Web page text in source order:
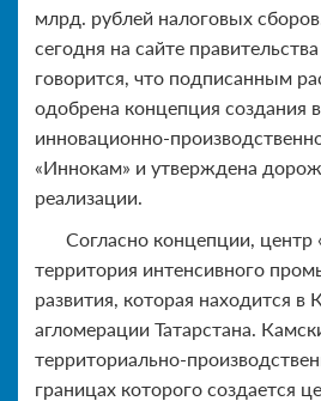
млрд. рублей налоговых
сегодня на сайте
говорится, что подписанным
одобрена концепция создания
инновационно-
«Иннокам» и утверждена
реализации.
Согласно концепции,
территория интенсивного
развития, которая находится в
агломерации Татарстана.
территориально-
границах которого создается